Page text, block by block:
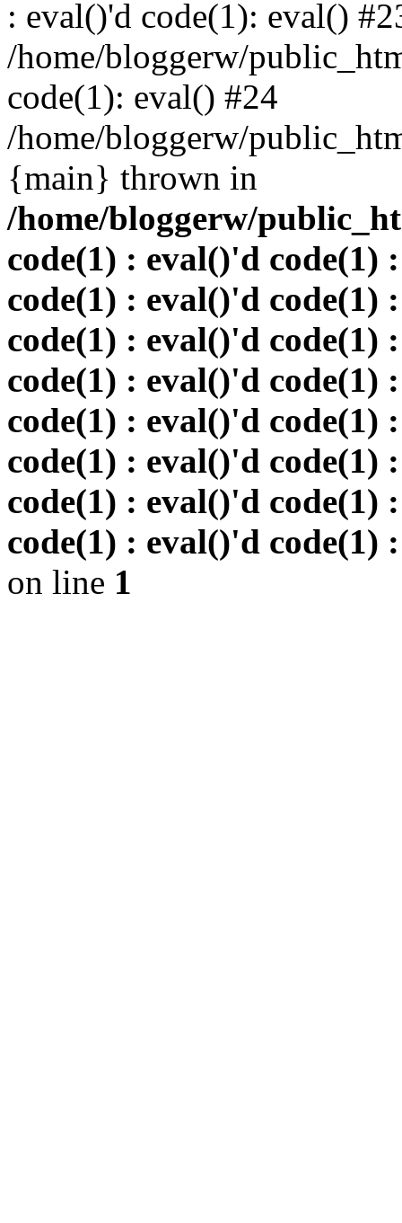
: eval()'d code(1): eval()
/home/bloggerw/
code(1): eval() #24
/home/bloggerw/
{main} thrown in
/home/bloggerw/
code(1) : eval()'d code(1)
code(1) : eval()'d code(1)
code(1) : eval()'d code(1)
code(1) : eval()'d code(1)
code(1) : eval()'d code(1)
code(1) : eval()'d code(1)
code(1) : eval()'d code(1)
code(1) : eval()'d code(1)
on line 1